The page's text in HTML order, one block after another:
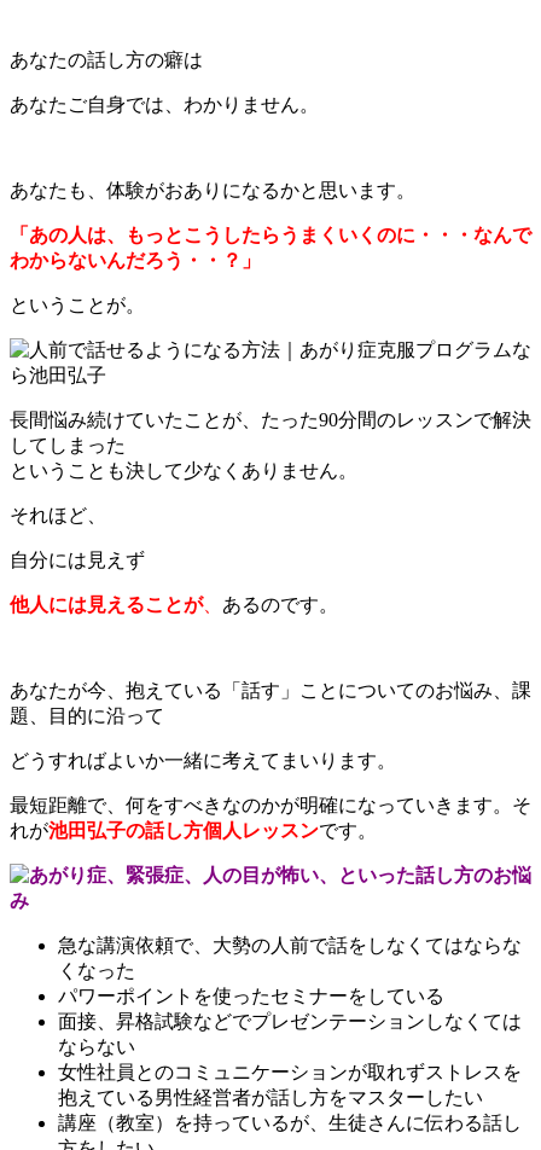
あなたの話し方の癖は
あなたご自身では、わかりません。
あなたも、体験がおありになるかと思います。
「あの人は、もっとこうしたらうまくいくのに・・・なんで
わからないんだろう・・？」
ということが。
長間悩み続けていたことが、たった90分間のレッスンで解決
してしまった
ということも決して少なくありません。
それほど、
自分には見えず
他人には見えることが、 あるのです。
あなたが今、抱えている「話す」ことについてのお悩み、課
題、目的に沿って
どうすればよいか一緒に考えてまいります。
最短距離で、何をすべきなのかが明確になっていきます。 そ
れが池田弘子の話し方個人レッスンです。
急な講演依頼で、大勢の人前で話をしなくてはならな
くなった
パワーポイントを使ったセミナーをしている
面接、昇格試験などでプレゼンテーションしなくては
ならない
女性社員とのコミュニケーションが取れずストレスを
抱えている男性経営者が話し方をマスターしたい
講座（教室）を持っているが、生徒さんに伝わる話し